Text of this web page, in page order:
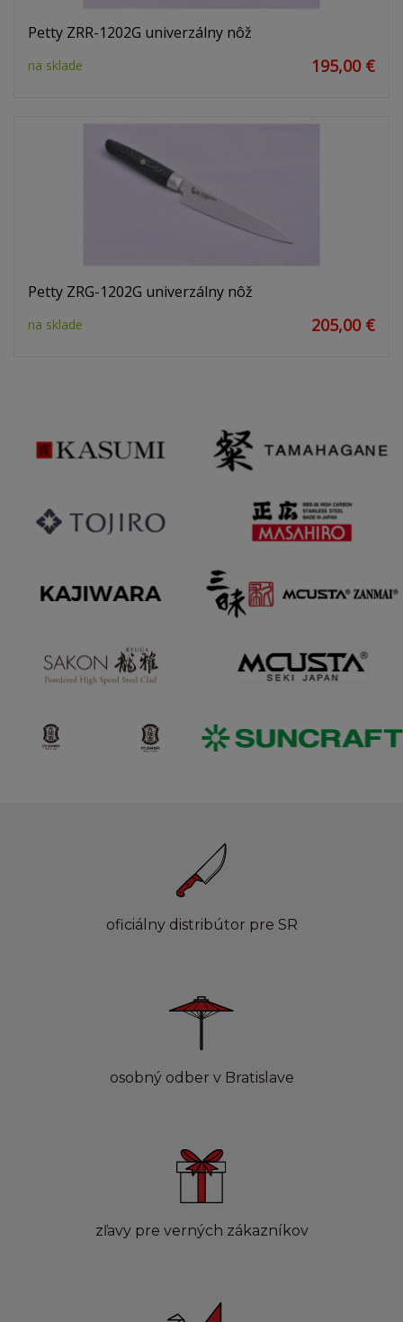
Petty ZRR-1202G univerzálny nôž
na sklade 195,00 €
Petty ZRG-1202G univerzálny nôž
na sklade 205,00 €
oficiálny distribútor pre SR
osobný odber v Bratislave
zľavy pre verných zákazníkov